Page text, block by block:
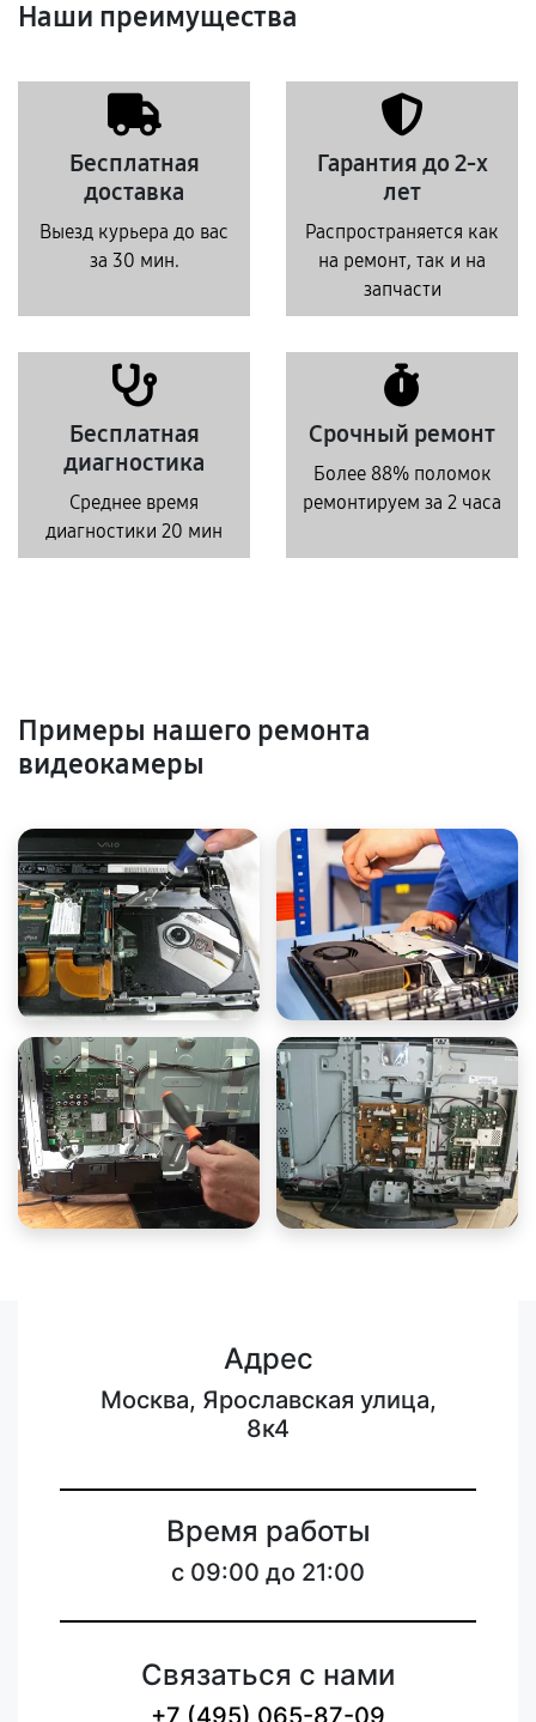
Наши преимущества
Бесплатная
доставка
Выезд курьера до вас
за 30 мин.
Гарантия до 2-х
лет
Распространяется как
на ремонт, так и на
запчасти
Бесплатная
диагностика
Среднее время
диагностики 20 мин
Срочный ремонт
Более 88% поломок
ремонтируем за 2 часа
Примеры нашего ремонта
видеокамеры
Адрес
Москва, Ярославская улица,
8к4
Время работы
c 09:00 до 21:00
Связаться с нами
+7 (495) 065-87-09